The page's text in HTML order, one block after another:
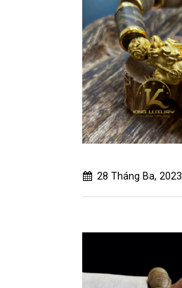
28 Tháng Ba, 2023